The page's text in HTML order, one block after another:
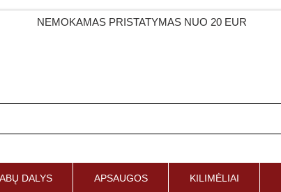
NEMOKAMAS PRISTATYMAS NUO 20 EUR
DALYS APSAUGOS KILIMĖLIAI